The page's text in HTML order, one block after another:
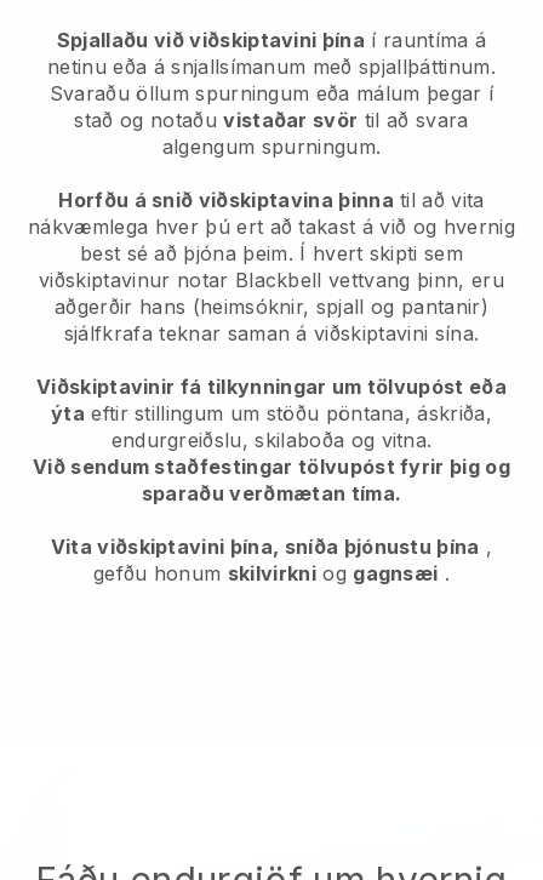
Spjallaðu við viðskiptavini þína í rauntíma á
netinu eða á snjallsímanum með spjallþáttinum.
Svaraðu öllum spurningum eða málum þegar í
stað og notaðuvistaðar svör til að svara
algengum spurningum.
Horfðu á snið viðskiptavina þinna til að vita
nákvæmlega hver þú ert að takast á við og hvernig
best sé að þjóna þeim. Í hvert skipti sem
viðskiptavinur notar Blackbell vettvang þinn, eru
aðgerðir hans (heimsóknir, spjall og pantanir)
sjálfkrafa teknar saman á viðskiptavini sína.
Viðskiptavinir fá tilkynningar um tölvupóst eða
ýta eftir stillingum um stöðu pöntana, áskriða,
endurgreiðslu, skilaboða og vitna.
Við sendum staðfestingar tölvupóst fyrir þig og
sparaðu verðmætan tíma.
Vita viðskiptavini þína, sníða þjónustu þína ,
gefðu honum skilvirkniog gagnsæi .